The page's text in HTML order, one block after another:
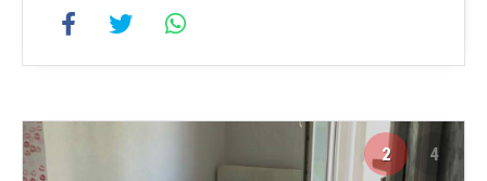
2 4